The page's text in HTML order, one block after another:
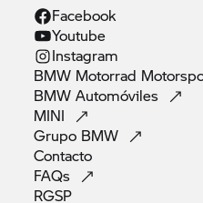
Facebook
Youtube
Instagram
BMW Motorrad
BMWAutomóviles
MINI
Grupo BMW
Contacto
FAQs
RGSP